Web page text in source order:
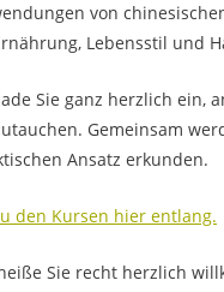
von
Lebensstil und
Sie ganz herzlich ein,
Gemeinsam
Ansatz erkunden.
den Kursen hier entlang.
Sie recht herzlich